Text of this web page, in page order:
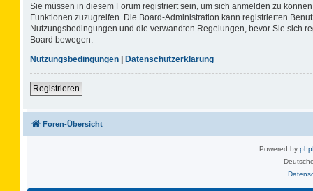
Sie müssen in diesem Forum registriert sein, um sich anmelden zu
Funktionen zuzugreifen. Die Board-Administration kann registrierten
Nutzungsbedingungen und die verwandten Regelungen, bevor Sie sich
Board bewegen.
Nutzungsbedingungen | Datenschutzerklärung
Registrieren
Foren-Übersicht
Powered by